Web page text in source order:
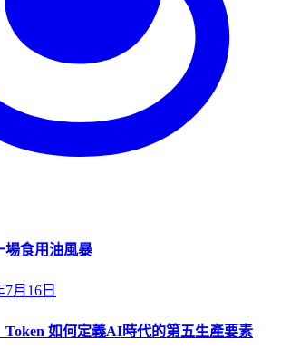
場食用油風暴
7月16日
如何定義AI時代的第五生產要素